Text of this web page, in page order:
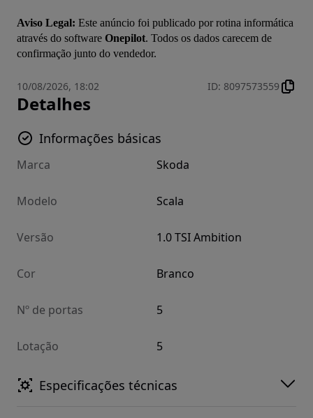
Aviso Legal: Este anúncio foi publicado por rotina informática
através do software Onepilot. Todos os dados carecem de
confirmação junto do vendedor.
10/08/2026, 18:02 ID: 8097573559
Detalhes
Informações básicas
Marca Skoda
Modelo Scala
Versão 1.0 TSI Ambition
Cor Branco
Nº de portas 5
Lotação 5
Especificações técnicas